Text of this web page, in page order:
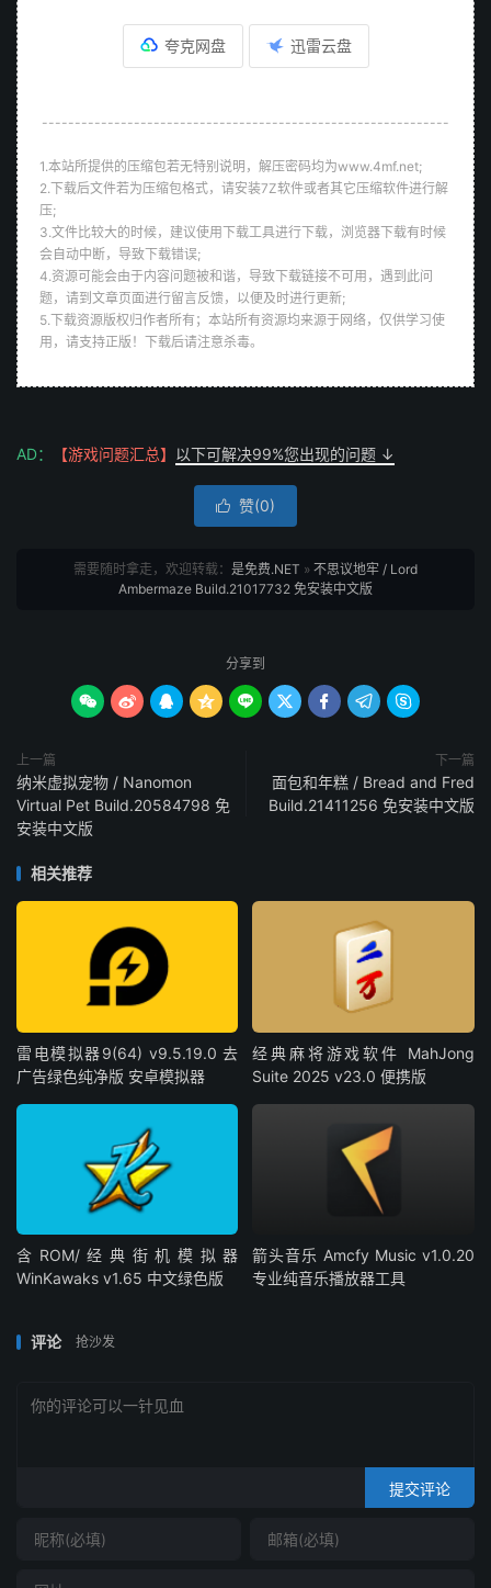
夸克网盘 迅雷云盘
--------------------------------------------------------------
1.本站所提供的压缩包若无特别说明，解压密码均为www.4mf.net;
2.下载后文件若为压缩包格式，请安装7Z软件或者其它压缩软件进行解
压;
3.文件比较大的时候，建议使用下载工具进行下载，浏览器下载有时候
会自动中断，导致下载错误;
4.资源可能会由于内容问题被和谐，导致下载链接不可用，遇到此问
题，请到文章页面进行留言反馈，以便及时进行更新;
5.下载资源版权归作者所有；本站所有资源均来源于网络，仅供学习使
用，请支持正版！下载后请注意杀毒。
AD： 【游戏问题汇总】 以下可解决99%您出现的问题 ↓
 赞(0)
需要随时拿走，欢迎转载： 是免费.NET » 不思议地牢 / Lord
Ambermaze Build.21017732 免安装中文版
分享到
        
上一篇
纳米虚拟宠物 / Nanomon
Virtual Pet Build.20584798 免
安装中文版
下一篇
面包和年糕 / Bread and Fred
Build.21411256 免安装中文版
相关推荐
雷电模拟器9(64) v9.5.19.0 去
广告绿色纯净版 安卓模拟器
经典麻将游戏软件 MahJong
Suite 2025 v23.0 便携版
含ROM/经典街机模拟器
WinKawaks v1.65 中文绿色版
箭头音乐 Amcfy Music v1.0.20
专业纯音乐播放器工具
评论 抢沙发
提交评论